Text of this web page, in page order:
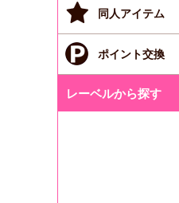
同人アイテム
ポイント交換
レーベルから探す